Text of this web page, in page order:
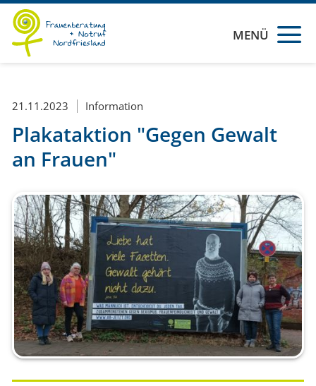
MENÜ
21.11.2023 Information
Plakataktion "Gegen Gewalt
an Frauen"